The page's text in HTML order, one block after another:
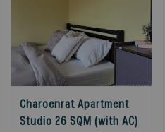
Charoenrat Apartment
Studio 26 SQM (with AC)